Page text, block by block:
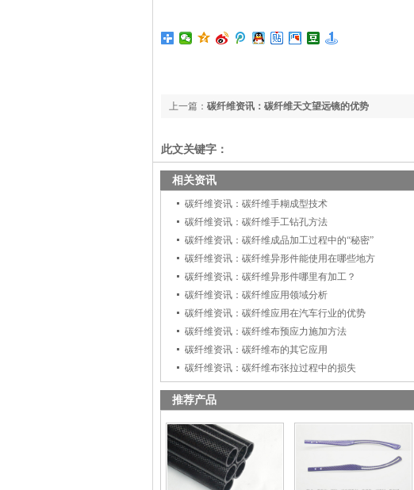
上一篇： 碳纤维资讯：碳纤维天文望远镜的优势
此文关键字：
相关资讯
碳纤维资讯：碳纤维手糊成型技术
碳纤维资讯：碳纤维手工钻孔方法
碳纤维资讯：碳纤维成品加工过程中的“秘密”
碳纤维资讯：碳纤维异形件能使用在哪些地方
碳纤维资讯：碳纤维异形件哪里有加工？
碳纤维资讯：碳纤维应用领域分析
碳纤维资讯：碳纤维应用在汽车行业的优势
碳纤维资讯：碳纤维布预应力施加方法
碳纤维资讯：碳纤维布的其它应用
碳纤维资讯：碳纤维布张拉过程中的损失
推荐产品